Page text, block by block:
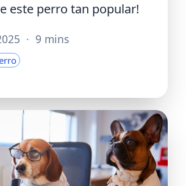
este perro tan popular!
· 9 mins